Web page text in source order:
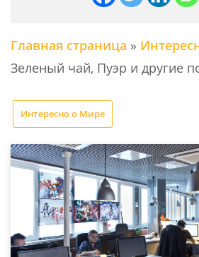
Главная страница »
Зеленый чай, Пуэр и другие
Интересно о Мире